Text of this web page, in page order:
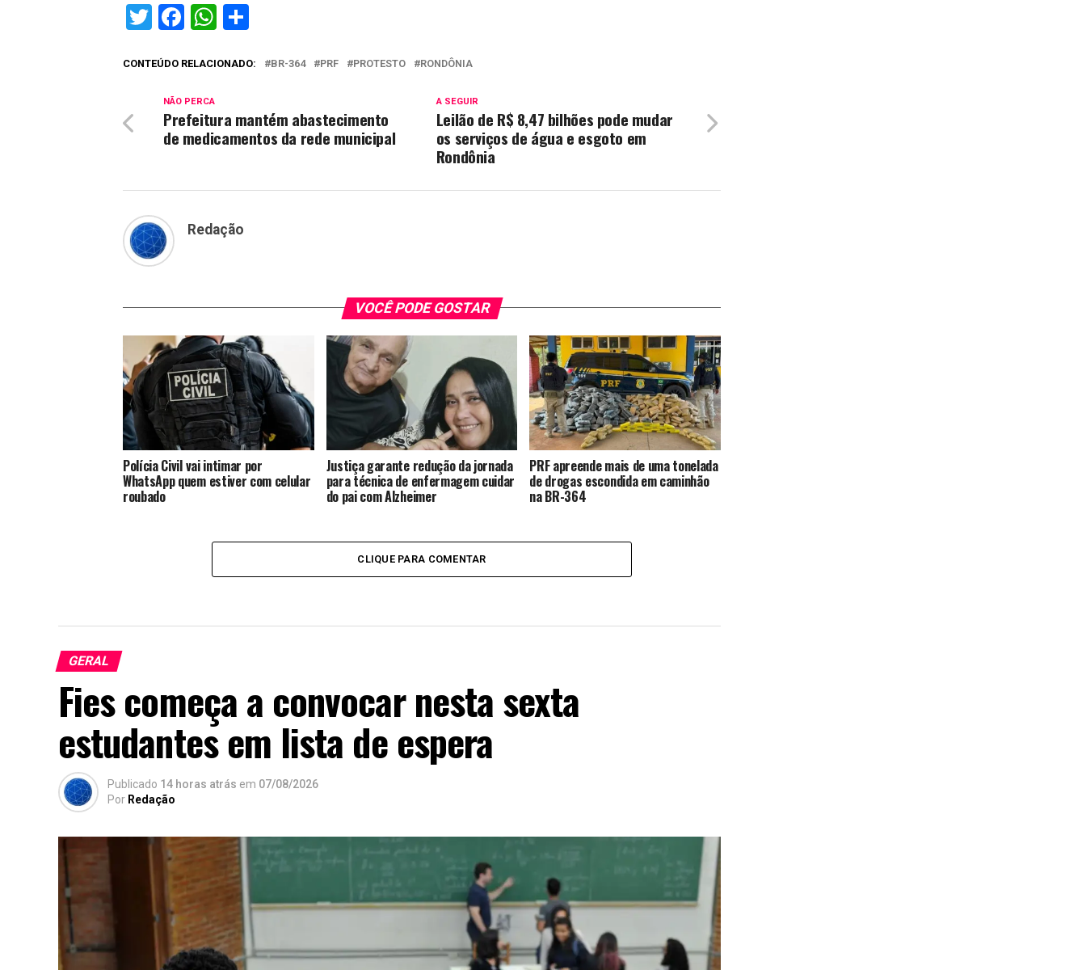
Twitter
Facebook
WhatsApp
CONTEÚDO RELACIONADO: BR-364 PRF PROTESTO RONDÔNIA
A SEGUIR
Leilão de R$ 8,47 bilhões pode mudar
os serviços de água e esgoto em
Rondônia
NÃO PERCA
Prefeitura mantém abastecimento
de medicamentos da rede municipal
Redação
VOCÊ PODE GOSTAR
Polícia Civil vai intimar por
WhatsApp quem estiver com celular
roubado
Justiça garante redução da jornada
para técnica de enfermagem cuidar
do pai com Alzheimer
PRF apreende mais de uma tonelada
de drogas escondida em caminhão
na BR-364
CLIQUE PARA COMENTAR
GERAL
Fies começa a convocar nesta sexta
estudantes em lista de espera
Publicado 14 horas atrás em 07/08/2026
Por Redação